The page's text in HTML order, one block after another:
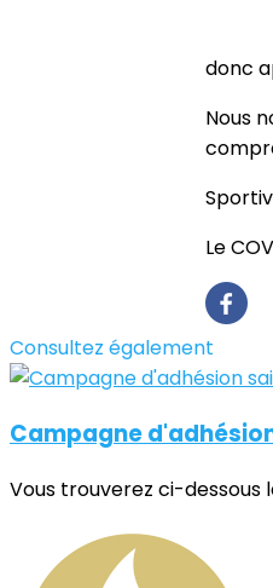
donc
Nous
Le
Consultez également
Campagne
Vous trouverez ci-